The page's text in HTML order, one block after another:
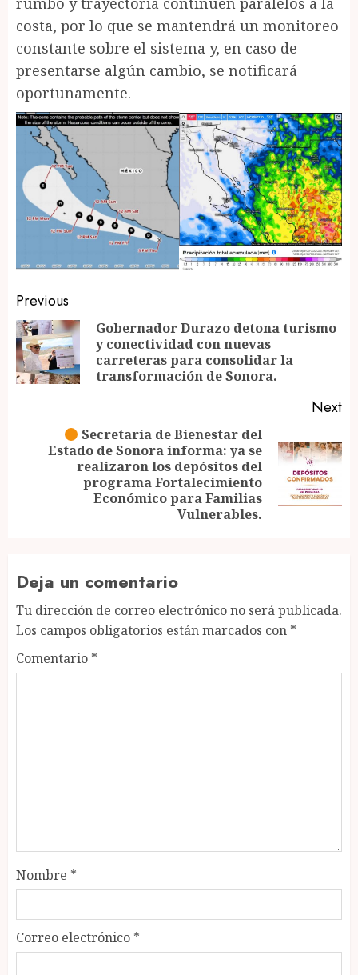
costa, por lo que se mantendrá un monitoreo
constante sobre el sistema y, en caso de
presentarse algún cambio, se notificará
oportunamente.
Post
navigation
Previous
Gobernador Durazo detona turismo
y conectividad con nuevas
carreteras para consolidar la
transformación de Sonora.
Next
Secretaría de Bienestar del
Estado de Sonora informa: ya se
realizaron los depósitos del
programa Fortalecimiento
Económico para Familias
Vulnerables.
Deja un comentario
Tu dirección de correo electrónico no será publicada.
Los campos obligatorios están marcados con *
Comentario *
Nombre *
Correo electrónico *